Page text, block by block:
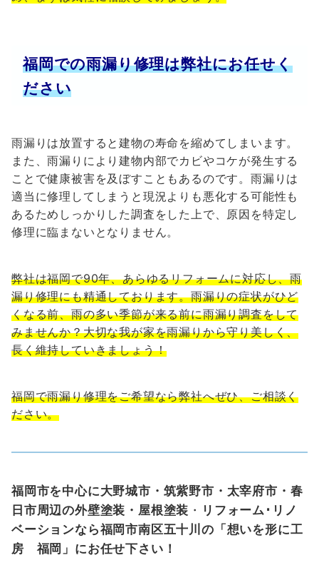
福岡での雨漏り修理は弊社にお任せく
ださい
雨漏りは放置すると建物の寿命を縮めてしまいます。
また、雨漏りにより建物内部でカビやコケが発生する
ことで健康被害を及ぼすこともあるのです。 雨漏りは
適当に修理してしまうと現況よりも悪化する可能性も
あるためしっかりした調査をした上で、原因を特定し
修理に臨まないとなりません。
弊社は福岡で90年、あらゆるリフォームに対応し、雨
漏り修理にも精通しております。雨漏りの症状がひど
くなる前、雨の多い季節が来る前に雨漏り調査をして
みませんか？大切な我が家を雨漏りから守り美しく、
長く維持していきましょう！
福岡で雨漏り修理をご希望なら弊社へぜひ、ご相談く
ださい。
福岡市を中心に大野城市・筑紫野市・太宰府市・春
日市周辺の外壁塗装・屋根塗装 ・ リフォーム･リノ
ベーションなら福岡市南区五十川の「想いを形に工
房 福岡」にお任せ下さい！